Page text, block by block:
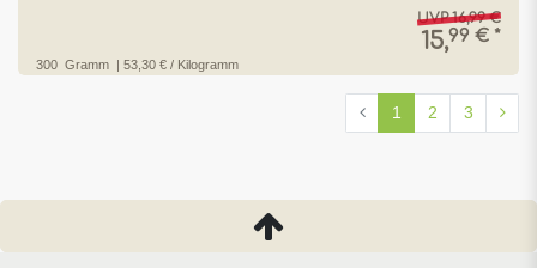
UVP 16,99 €
15,99 € *
300 Gramm | 53,30 € / Kilogramm
1 2 3